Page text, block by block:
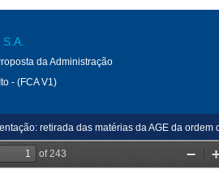
da Administração
- (FCA V1)
retirada das matérias da AGE da ordem